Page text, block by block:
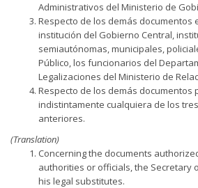
Administrativos del Ministerio de
Respecto de los demás documentos
institución del Gobierno Central,
semiautónomas, municipales,
Público, los funcionarios del
Legalizaciones del Ministerio de
Respecto de los demás documentos
indistintamente cualquiera de los
anteriores.
(Translation)
Concerning the documents
authorities or officials, the Secretary
his legal substitutes.